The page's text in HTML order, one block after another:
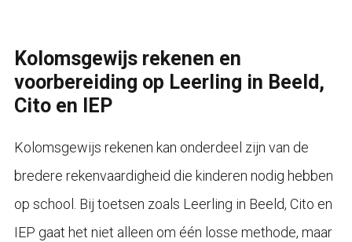
Kolomsgewijs rekenen en
voorbereiding op Leerling in Beeld,
Cito en IEP
Kolomsgewijs rekenen kan onderdeel zijn van de
bredere rekenvaardigheid die kinderen nodig hebben
op school. Bij toetsen zoals Leerling in Beeld, Cito en
IEP gaat het niet alleen om één losse methode, maar